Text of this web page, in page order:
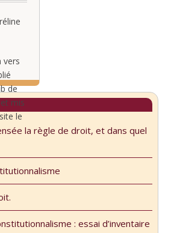
vers
de
mis
le
La
jour
la règle de droit, et dans quel
: essai d’inventaire